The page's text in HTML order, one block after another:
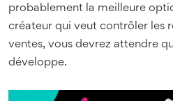
probablement la meilleure
créateur qui veut contrôler les
ventes, vous devrez attendre
développe.